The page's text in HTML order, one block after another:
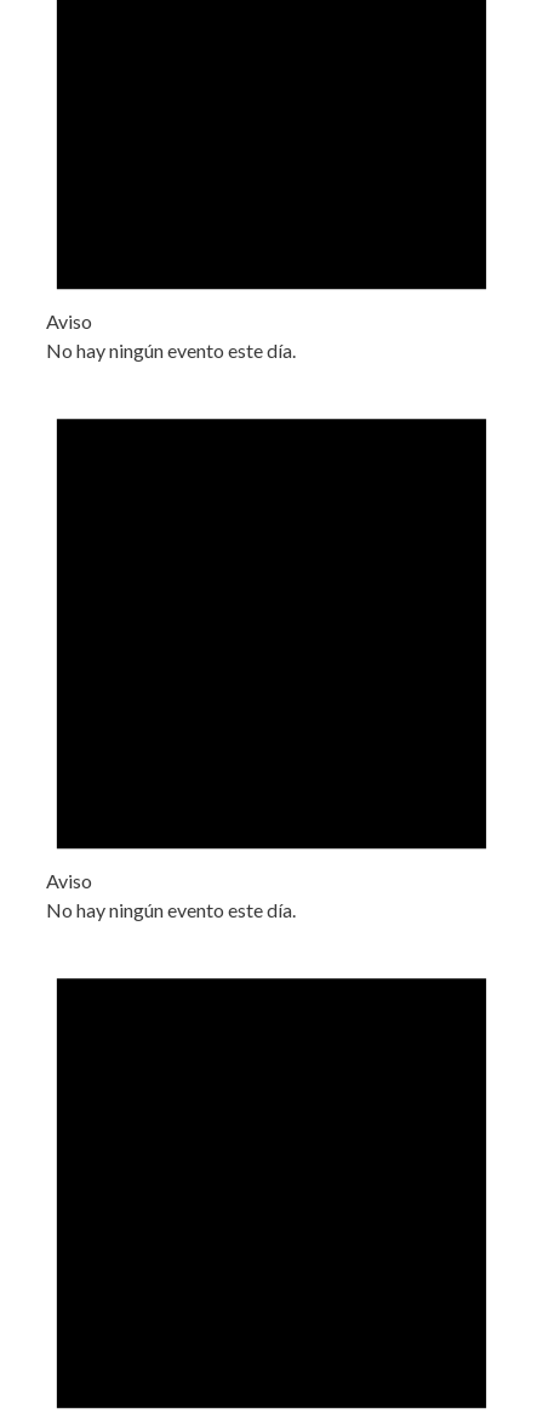
Aviso
No hay ningún evento este día.
Aviso
No hay ningún evento este día.